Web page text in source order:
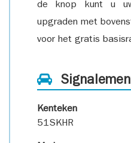
de knop kunt u
upgraden met
voor het gratis
Kenteken
51SKHR